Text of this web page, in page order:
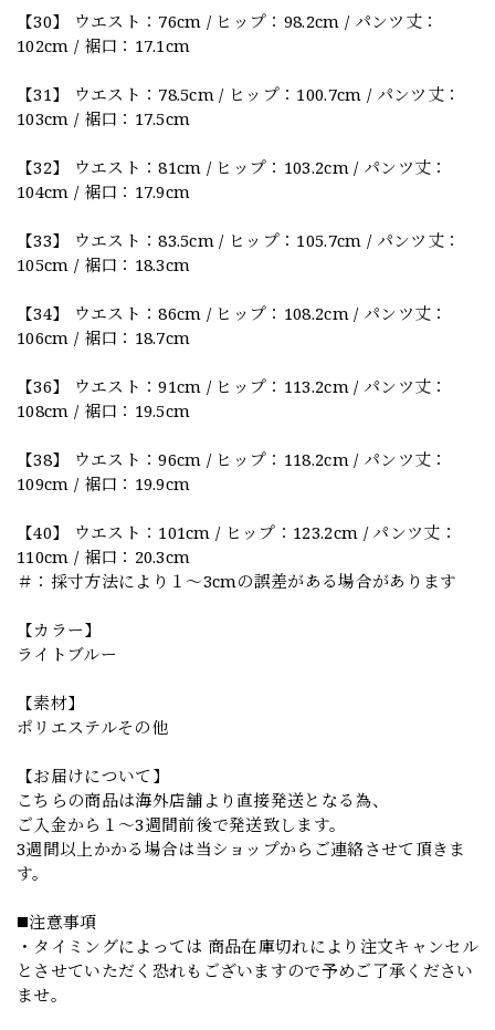
【30】 ウエスト：76cm / ヒップ：98.2cm / パンツ丈：
102cm / 裾口：17.1cm
【31】 ウエスト：78.5cm / ヒップ：100.7cm / パンツ丈：
103cm / 裾口：17.5cm
【32】 ウエスト：81cm / ヒップ：103.2cm / パンツ丈：
104cm / 裾口：17.9cm
【33】 ウエスト：83.5cm / ヒップ：105.7cm / パンツ丈：
105cm / 裾口：18.3cm
【34】 ウエスト：86cm / ヒップ：108.2cm / パンツ丈：
106cm / 裾口：18.7cm
【36】 ウエスト：91cm / ヒップ：113.2cm / パンツ丈：
108cm / 裾口：19.5cm
【38】 ウエスト：96cm / ヒップ：118.2cm / パンツ丈：
109cm / 裾口：19.9cm
【40】 ウエスト：101cm / ヒップ：123.2cm / パンツ丈：
110cm / 裾口：20.3cm
＃：採寸方法により１～3cmの誤差がある場合があります
【カラー】
ライトブルー
【素材】
ポリエステルその他
【お届けについて】
こちらの商品は海外店舗より直接発送となる為、
ご入金から１～3週間前後で発送致します。
3週間以上かかる場合は当ショップからご連絡させて頂きま
す。
◼️注意事項
・タイミングによっては 商品在庫切れにより注文キャンセル
とさせていただく恐れもございますので予めご了承ください
ませ。